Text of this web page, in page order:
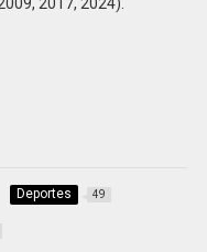
Deportes 49